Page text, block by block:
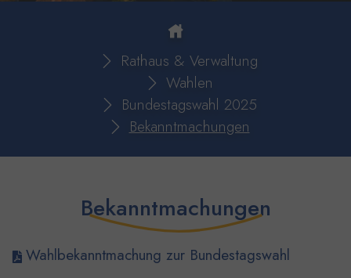
Rathaus & Verwaltung
Wahlen
Bundestagswahl 2025
Bekanntmachungen
Bekanntmachungen
Wahlbekanntmachung zur Bundestagswahl